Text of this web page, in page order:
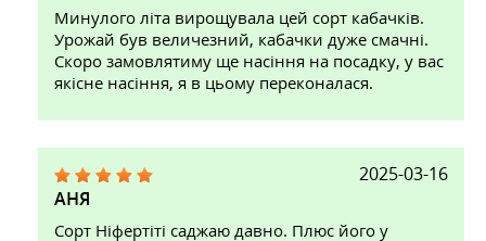
Минулого літа вирощувала цей сорт кабачків.
Урожай був величезний, кабачки дуже смачні.
Скоро замовлятиму ще насіння на посадку, у вас
якісне насіння, я в цьому переконалася.
2025-03-16
АНЯ
Сорт Ніфертіті саджаю давно. Плюс його у